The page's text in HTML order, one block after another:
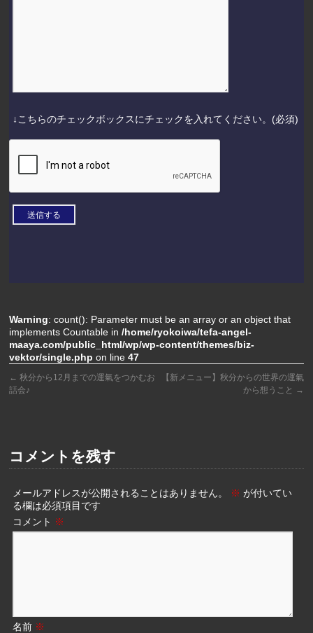
↓こちらのチェックボックスにチェックを入れてください。(必須)
Warning: count(): Parameter must be an array or an object that
implements Countable in/home/ryokoiwa/tefa-angel-
maaya.com/public_html/wp/wp-content/themes/biz-
vektor/single.php on line47
← 秋分から12月までの運氣をつかむお
話会♪
【新メニュー】秋分からの世界の運氣
から想うこと →
コメントを残す
メールアドレスが公開されることはありません。 ※ が付いてい
る欄は必須項目です
コメント ※
名前 ※